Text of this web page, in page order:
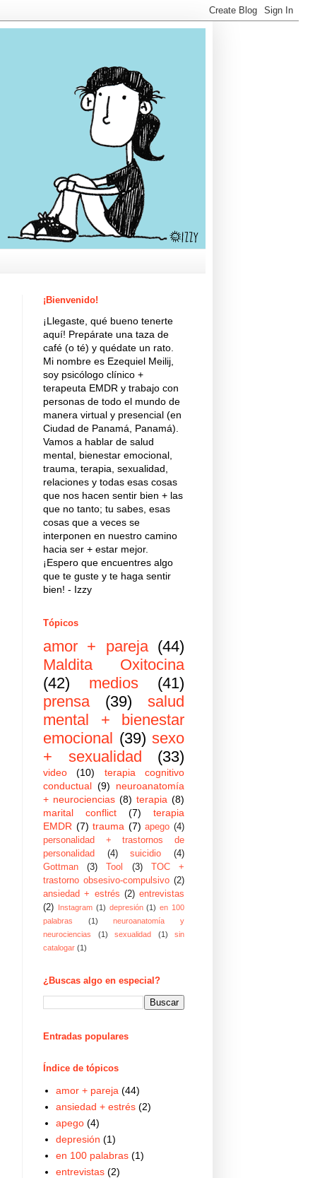
¡Bienvenido!
¡Llegaste, qué bueno tenerte
aquí! Prepárate una taza de
café (o té) y quédate un rato.
Mi nombre es Ezequiel Meilij,
soy psicólogo clínico +
terapeuta EMDR y trabajo con
personas de todo el mundo de
manera virtual y presencial (en
Ciudad de Panamá, Panamá).
Vamos a hablar de salud
mental, bienestar emocional,
trauma, terapia, sexualidad,
relaciones y todas esas cosas
que nos hacen sentir bien + las
que no tanto; tu sabes, esas
cosas que a veces se
interponen en nuestro camino
hacia ser + estar mejor.
¡Espero que encuentres algo
que te guste y te haga sentir
bien! - Izzy
Tópicos
amor + pareja (44)
Maldita Oxitocina
(42)
medios
(41)
prensa
(39)
salud
mental + bienestar
emocional (39) sexo
+ sexualidad
(33)
video (10)
terapia cognitivo
conductual (9)
neuroanatomía
+ neurociencias (8) terapia (8)
marital conflict
(7)
terapia
EMDR (7) trauma (7) apego (4)
personalidad + trastornos de
personalidad
(4) suicidio
(4)
Gottman
(3) Tool (3)
TOC +
trastorno obsesivo-compulsivo (2)
ansiedad + estrés (2) entrevistas
(2) Instagram (1) depresión (1) en 100
palabras
(1)
neuroanatomía y
neurociencias
(1) sexualidad (1)
sin
catalogar (1)
¿Buscas algo en especial?
Entradas populares
Índice de tópicos
amor + pareja (44)
ansiedad + estrés (2)
apego (4)
depresión (1)
en 100 palabras (1)
entrevistas (2)